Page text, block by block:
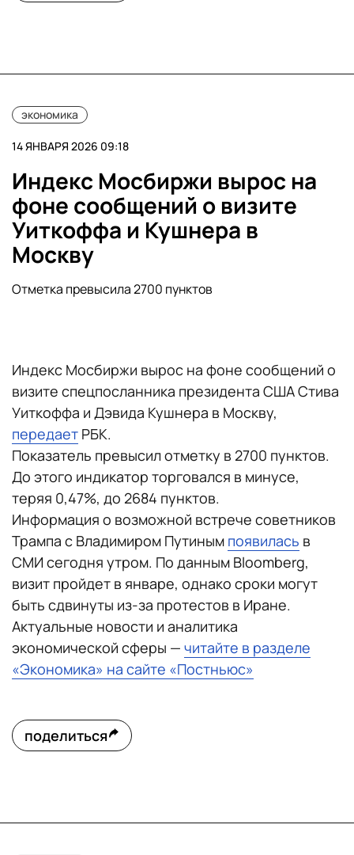
экономика
14 ЯНВАРЯ 2026 09:18
Индекс Мосбиржи вырос на
фоне сообщений о визите
Уиткоффа и Кушнера в
Москву
Отметка превысила 2700 пунктов
Индекс Мосбиржи вырос на фоне сообщений о
визите спецпосланника президента США Стива
Уиткоффа и Дэвида Кушнера в Москву,
передает РБК.
Показатель превысил отметку в 2700 пунктов.
До этого индикатор торговался в минусе,
теряя 0,47%, до 2684 пунктов.
Информация о возможной встрече советников
Трампа с Владимиром Путиным появилась в
СМИ сегодня утром. По данным Bloomberg,
визит пройдет в январе, однако сроки могут
быть сдвинуты из-за протестов в Иране.
Актуальные новости и аналитика
экономической сферы — читайте в разделе
«Экономика» на сайте «Постньюс»
поделиться